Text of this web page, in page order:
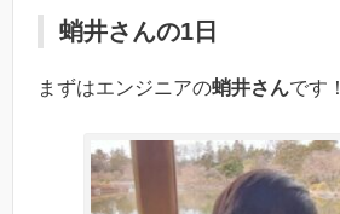
蛸井さんの1日
まずはエンジニアの蛸井さんです！